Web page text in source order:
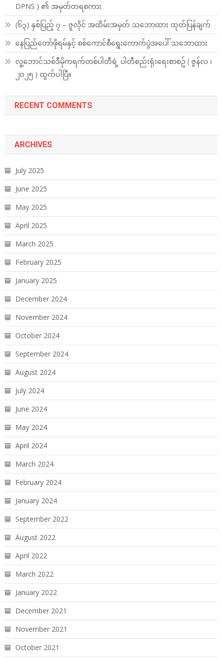
DPNS ) ၏ အမှတ်တရစကား
(၆၃) နှစ်ပြည့် ၇ – ဇူလိုင် အထိမ်းအမှတ် သဘောထား ထုတ်ပြန်ချက်
နေပြည်တော်ဖိုရမ်နှင့် စစ်ကောင်စီရွေးကောက်ပွဲအပေါ် သဘောထား
လူ့ဘောင်သစ်ဒီမိုကရက်တစ်ပါတီရဲ့ ပါတီစည်းရုံးရေးစာစဥ် ( ဇွန်လ ၊
၂၀၂၅ ) ထွက်ပါပြီ။
RECENT COMMENTS
ARCHIVES
July 2025
June 2025
May 2025
April 2025
March 2025
February 2025
January 2025
December 2024
November 2024
October 2024
September 2024
August 2024
July 2024
June 2024
May 2024
April 2024
March 2024
February 2024
January 2024
September 2022
August 2022
April 2022
March 2022
January 2022
December 2021
November 2021
October 2021